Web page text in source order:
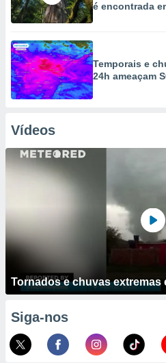
é encontrada
Temporais e
24h ameaçam
Vídeos
Tornados e chuvas extremas
Siga-nos